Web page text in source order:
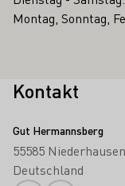
Montag, Sonntag,
Kontakt
Gut Hermannsberg
55585 Niederhausen
Deutschland